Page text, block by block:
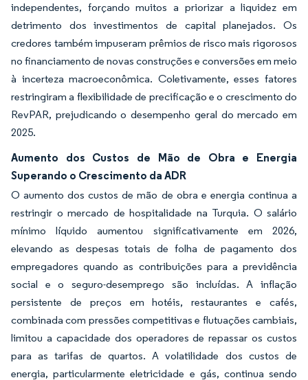
independentes, forçando muitos a priorizar a liquidez em
detrimento dos investimentos de capital planejados. Os
credores também impuseram prêmios de risco mais rigorosos
no financiamento de novas construções e conversões em meio
à incerteza macroeconômica. Coletivamente, esses fatores
restringiram a flexibilidade de precificação e o crescimento do
RevPAR, prejudicando o desempenho geral do mercado em
2025.
Aumento dos Custos de Mão de Obra e Energia
Superando o Crescimento da ADR
O aumento dos custos de mão de obra e energia continua a
restringir o mercado de hospitalidade na Turquia. O salário
mínimo líquido aumentou significativamente em 2026,
elevando as despesas totais de folha de pagamento dos
empregadores quando as contribuições para a previdência
social e o seguro-desemprego são incluídas. A inflação
persistente de preços em hotéis, restaurantes e cafés,
combinada com pressões competitivas e flutuações cambiais,
limitou a capacidade dos operadores de repassar os custos
para as tarifas de quartos. A volatilidade dos custos de
energia, particularmente eletricidade e gás, continua sendo